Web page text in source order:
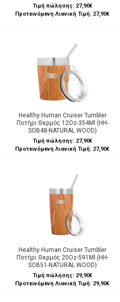
Τιμή πώλησης: 27,90€
Προτεινόμενη Λιανική Τιμή: 27,90€
Healthy Human Cruiser Tumbler
Ποτήρι Θερμός 12Oz-354Ml (HH-
SOB48-NATURAL WOOD)
Τιμή πώλησης: 27,90€
Προτεινόμενη Λιανική Τιμή: 27,90€
Healthy Human Cruiser Tumbler
Ποτήρι Θερμός 20Oz-591Ml (HH-
SOB51-NATURAL WOOD)
Τιμή πώλησης: 29,90€
Προτεινόμενη Λιανική Τιμή: 29,90€